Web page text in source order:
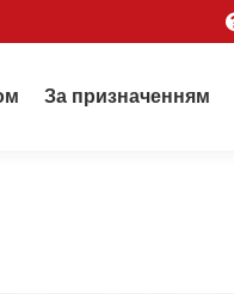
За призначенням